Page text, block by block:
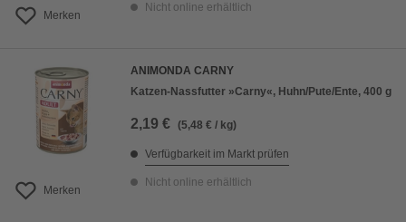
Merken
Nicht online erhältlich
Merken
ANIMONDA CARNY
Katzen-Nassfutter »Carny«, Huhn/Pute/Ente, 400 g
2,19 € (5,48 € / kg)
Verfügbarkeit im Markt prüfen
Nicht online erhältlich